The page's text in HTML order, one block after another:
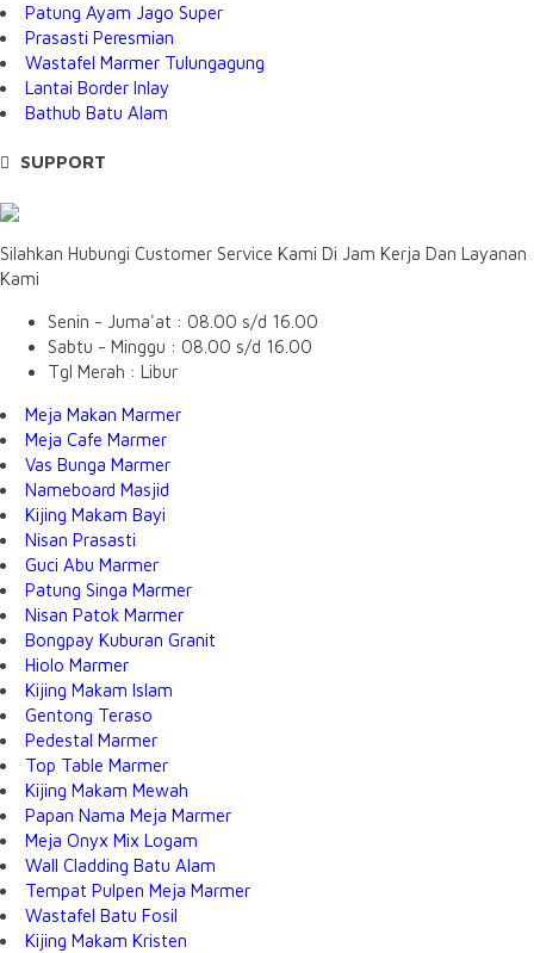
Patung Ayam Jago Super
Prasasti Peresmian
Wastafel Marmer Tulungagung
Lantai Border Inlay
Bathub Batu Alam
SUPPORT
Silahkan Hubungi Customer Service Kami Di Jam Kerja Dan Layanan
Kami
Senin - Juma'at : 08.00 s/d 16.00
Sabtu - Minggu : 08.00 s/d 16.00
Tgl Merah : Libur
Meja Makan Marmer
Meja Cafe Marmer
Vas Bunga Marmer
Nameboard Masjid
Kijing Makam Bayi
Nisan Prasasti
Guci Abu Marmer
Patung Singa Marmer
Nisan Patok Marmer
Bongpay Kuburan Granit
Hiolo Marmer
Kijing Makam Islam
Gentong Teraso
Pedestal Marmer
Top Table Marmer
Kijing Makam Mewah
Papan Nama Meja Marmer
Meja Onyx Mix Logam
Wall Cladding Batu Alam
Tempat Pulpen Meja Marmer
Wastafel Batu Fosil
Kijing Makam Kristen